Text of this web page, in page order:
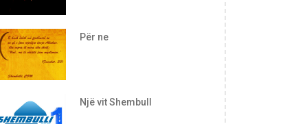
Për ne
Një vit Shembull